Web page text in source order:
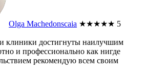
Olga Machedonscaia ★★★★★ 5
клиники достигнуты наилучшим
и профессионально как нигде
рекомендую всем своим